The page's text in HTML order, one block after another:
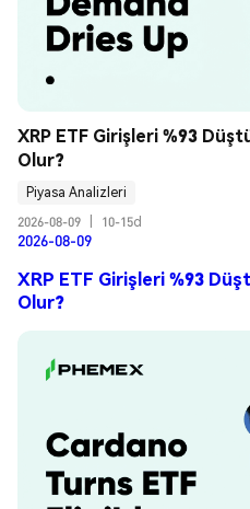
XRP ETF Girişleri %93
Olur?
Piyasa Analizleri
2026-08-09
10-15d
2026-08-09
XRP ETF Girişleri %93
Olur?